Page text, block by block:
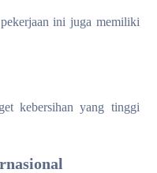
ini juga memiliki
kebersihan yang tinggi